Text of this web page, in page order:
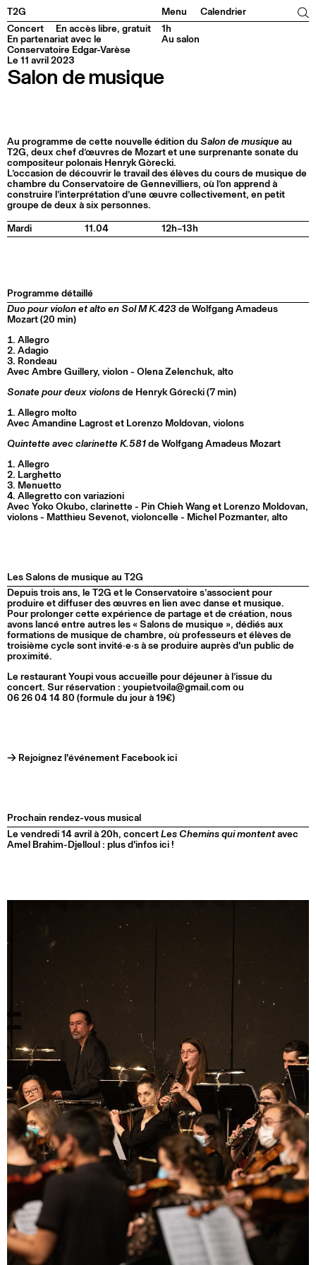
T2G Menu Calendrier
Facebook
Linkedin
Concert
En accès libre, gratuit
En partenariat avec le
Conservatoire Edgar-Varèse
Le 11 avril 2023
1h
Au salon
Salon de musique
Au programme de cette nouvelle édition du Salon de musique au
T2G, deux chef d’œuvres de Mozart et une surprenante sonate du
compositeur polonais Henryk Gòrecki.
L’occasion de découvrir le travail des élèves du cours de musique de
chambre du Conservatoire de Gennevilliers, où l’on apprend à
construire l’interprétation d’une œuvre collectivement, en petit
groupe de deux à six personnes.
Mardi 11.04 12h–13h
Programme détaillé
Duo pour violon et alto en Sol M K.423 de Wolfgang Amadeus
Mozart (20 min)
Allegro
Adagio
Rondeau
Avec Ambre Guillery, violon - Olena Zelenchuk, alto
Sonate pour deux violons de Henryk Górecki (7 min)
Allegro molto
Avec Amandine Lagrost et Lorenzo Moldovan, violons
Quintette avec clarinette K.581 de Wolfgang Amadeus Mozart
Allegro
Larghetto
Menuetto
Allegretto con variazioni
Avec Yoko Okubo, clarinette - Pin Chieh Wang et Lorenzo Moldovan,
violons - Matthieu Sevenot, violoncelle - Michel Pozmanter, alto
Les Salons de musique au T2G
Depuis trois ans, le T2G et le Conservatoire s’associent pour
produire et diffuser des œuvres en lien avec danse et musique.
Pour prolonger cette expérience de partage et de création, nous
avons lancé entre autres les « Salons de musique », dédiés aux
formations de musique de chambre, où professeurs et élèves de
troisième cycle sont invité·e·s à se produire auprès d'un public de
proximité.
Le restaurant Youpi vous accueille pour déjeuner à l’issue du
concert. Sur réservation : youpietvoila@gmail.com ou
06 26 04 14 80 (formule du jour à 19€)
→ Rejoignez l'événement Facebook ici
Prochain rendez-vous musical
Le vendredi 14 avril à 20h, concert Les Chemins qui montent avec
Amel Brahim-Djelloul : plus d'infos ici !